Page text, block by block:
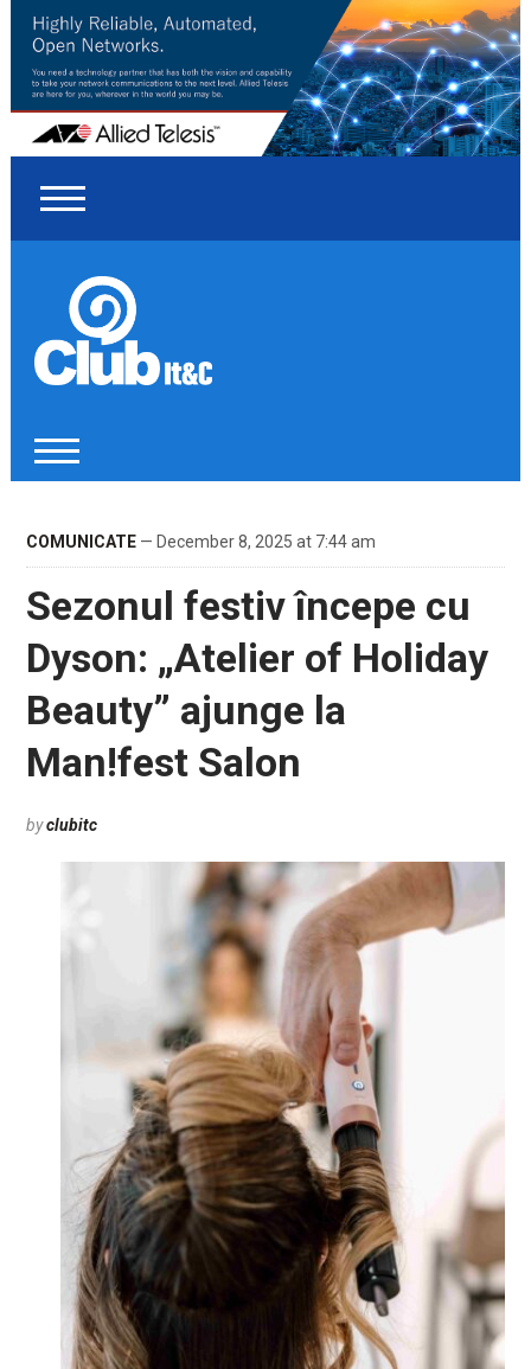
COMUNICATE— December 8, 2025 at 7:44 am
Sezonul festiv începe cu
Dyson: „Atelier of Holiday
Beauty” ajunge la
Man!fest Salon
byclubitc